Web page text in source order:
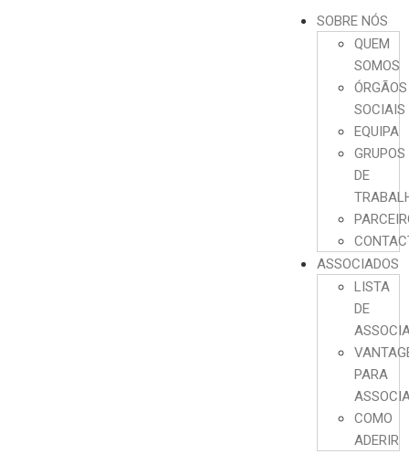
SOBRE NÓS
QUEM
SOMOS
ÓRGÃOS
SOCIAIS
EQUIPA
GRUPOS
DE
ASSOCIADOS
LISTA
DE
PARA
COMO
ADERIR